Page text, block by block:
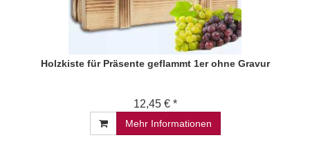
Holzkiste für Präsente geflammt 1er ohne Gravur
12,45 € *
Mehr Informationen